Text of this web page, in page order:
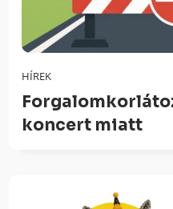
HÍREK
koncert miatt